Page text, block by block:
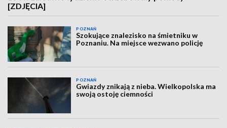
[ZDJĘCIA]
POZNAŃ
Szokujące znalezisko na śmietniku w
Poznaniu. Na miejsce wezwano policję
POZNAŃ
Gwiazdy znikają z nieba. Wielkopolska ma
swoją ostoję ciemności